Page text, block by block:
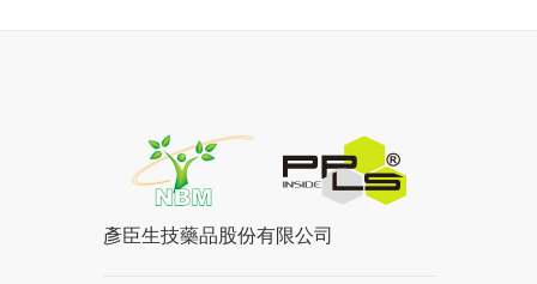
彥臣生技藥品股份有限公司